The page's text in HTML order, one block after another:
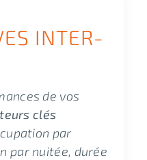
INTER-
de vos
clés
par
par nuitée, durée